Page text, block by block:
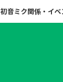
初音ミク関係・イベ